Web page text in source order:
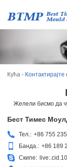
Кућа - Контактирајте
Желели бисмо да
Бест Тимес
Тел.: +86 755
Банда.: +86 189
Скипе: